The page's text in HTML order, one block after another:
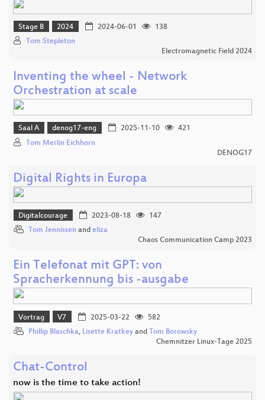
Stage B 2024 2024-06-01
138
Tom Stepleton
Electromagnetic Field 2024
Inventing the wheel - Network
Orchestration at scale
Saal A denog17-eng 2025-11-10
421
Tom Merlin Eichhorn
DENOG17
Digital Rights in Europa
Digitalcourage 2023-08-18
147
Tom Jennissen and eliza
Chaos Communication Camp 2023
Ein Telefonat mit GPT: von
Spracherkennung bis -ausgabe
Vortrag V7 2025-03-22
582
Phillip Blaschka, Lisette Kratkey and Tom Borowsky
Chemnitzer Linux-Tage 2025
Chat-Control
now is the time to take action!